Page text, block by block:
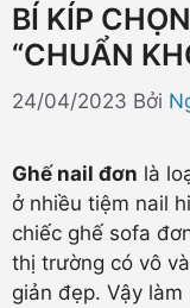
BÍ KÍP
“CHUẨN
24/04/2023 Bởi
Ghế nail đơn là
ở nhiều tiệm nail
chiếc ghế sofa
thị trường có vô
giản đẹp. Vậy